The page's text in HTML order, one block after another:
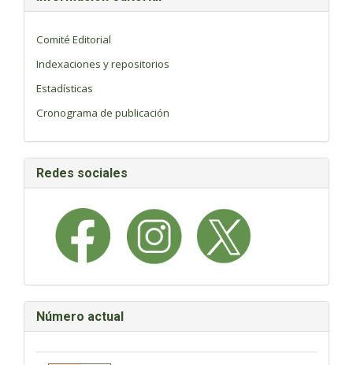
Comité Editorial
Indexaciones y repositorios
Estadísticas
Cronograma de publicación
Redes sociales
Número actual